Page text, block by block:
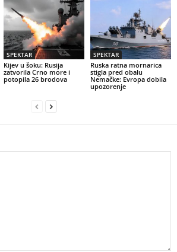
SPEKTAR
Kijev u šoku: Rusija
zatvorila Crno more i
potopila 26 brodova
SPEKTAR
Ruska ratna mornarica
stigla pred obalu
Nemačke: Evropa dobila
upozorenje